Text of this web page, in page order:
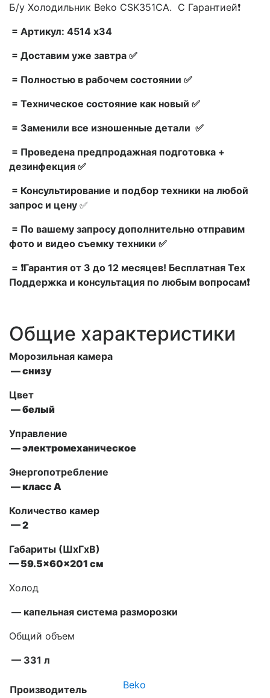
Б/у Холодильник Beko CSK351CA. С Гарантией❗
= Артикул: 4514 x34
= Доставим уже завтра ✅
= Полностью в рабочем состоянии ✅
= Техническое состояние как новый ✅
= Заменили все изношенные детали ✅
= Проведена предпродажная подготовка +
дезинфекция ✅
= Консультирование и подбор техники на любой
запрос и цену ✅
= По вашему запросу дополнительно отправим
фото и видео съемку техники ✅
= ❗Гарантия от 3 до 12 месяцев! Бесплатная Тех
Поддержка и консультация по любым вопросам❗
Общие характеристики
Морозильная камера
— снизу
Цвет
— белый
Управление
— электромеханическое
Энергопотребление
— класс А
Количество камер
— 2
Габариты (ШxГxВ)
— 59.5x60x201 см
Холод
— капельная система разморозки
Общий объем
— 331 л
Производитель Beko